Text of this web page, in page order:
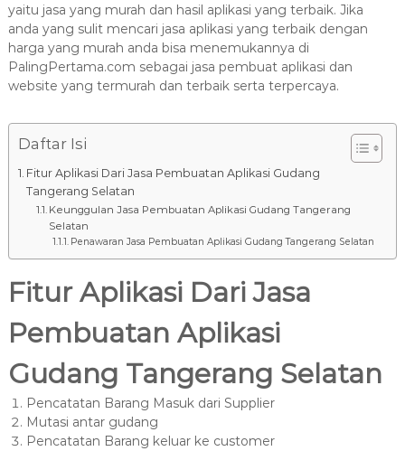
yaitu jasa yang murah dan hasil aplikasi yang terbaik. Jika
anda yang sulit mencari jasa aplikasi yang terbaik dengan
harga yang murah anda bisa menemukannya di
PalingPertama.com sebagai jasa pembuat aplikasi dan
website yang termurah dan terbaik serta terpercaya.
Daftar Isi
Fitur Aplikasi Dari Jasa Pembuatan Aplikasi Gudang
Tangerang Selatan
Keunggulan Jasa Pembuatan Aplikasi Gudang Tangerang
Selatan
Penawaran Jasa Pembuatan Aplikasi Gudang Tangerang Selatan
Fitur Aplikasi Dari Jasa
Pembuatan Aplikasi
Gudang Tangerang Selatan
Pencatatan Barang Masuk dari Supplier
Mutasi antar gudang
Pencatatan Barang keluar ke customer